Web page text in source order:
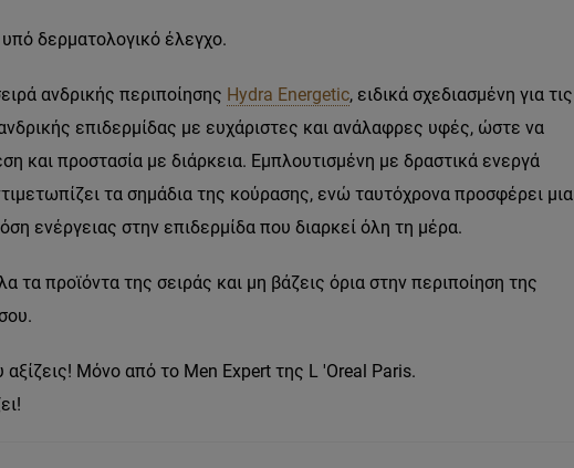
δερματολογικό έλεγχο.
ανδρικής περιποίησης Hydra Energetic, ειδικά σχεδιασμένη για τις
επιδερμίδας με ευχάριστες και ανάλαφρες υφές, ώστε να
και προστασία με διάρκεια. Εμπλουτισμένη με δραστικά ενεργά
τα σημάδια της κούρασης, ενώ ταυτόχρονα προσφέρει μια
ενέργειας στην επιδερμίδα που διαρκεί όλη τη μέρα.
τα προϊόντα της σειράς και μη βάζεις όρια στην περιποίηση της
αξίζεις! Μόνο από το Men Expert της L 'Oreal Paris.